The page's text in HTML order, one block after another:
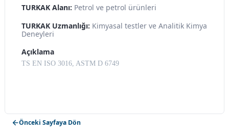
TURKAK Alanı: Petrol ve petrol ürünleri
TURKAK Uzmanlığı: Kimyasal testler ve Analitik Kimya
Deneyleri
Açıklama
TS EN ISO 3016, ASTM D 6749
Önceki Sayfaya Dön